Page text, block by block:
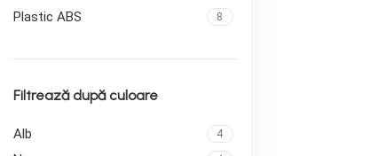
Plastic ABS 8
Filtrează după culoare
Alb 4